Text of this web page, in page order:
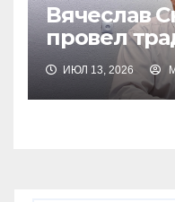
Вячеслав
провел
ИЮЛ 13, 2026